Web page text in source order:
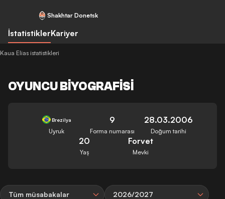
Shakhtar Donetsk
İstatistiklerKariyer
Kaua Elias istatistikleri
OYUNCU BIYOGRAFISI
Brezilya
Uyruk
9
Forma numarası
28.03.2006
Doğum tarihi
20
Yaş
Forvet
Mevki
Tüm müsabakalar 2026/2027